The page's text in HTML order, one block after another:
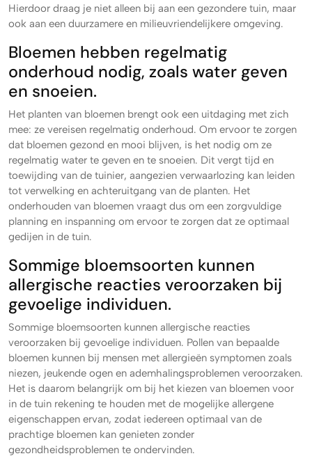
Hierdoor draag je niet alleen bij aan een gezondere tuin, maar
ook aan een duurzamere en milieuvriendelijkere omgeving.
Bloemen hebben regelmatig
onderhoud nodig, zoals water geven
en snoeien.
Het planten van bloemen brengt ook een uitdaging met zich
mee: ze vereisen regelmatig onderhoud. Om ervoor te zorgen
dat bloemen gezond en mooi blijven, is het nodig om ze
regelmatig water te geven en te snoeien. Dit vergt tijd en
toewijding van de tuinier, aangezien verwaarlozing kan leiden
tot verwelking en achteruitgang van de planten. Het
onderhouden van bloemen vraagt dus om een zorgvuldige
planning en inspanning om ervoor te zorgen dat ze optimaal
gedijen in de tuin.
Sommige bloemsoorten kunnen
allergische reacties veroorzaken bij
gevoelige individuen.
Sommige bloemsoorten kunnen allergische reacties
veroorzaken bij gevoelige individuen. Pollen van bepaalde
bloemen kunnen bij mensen met allergieën symptomen zoals
niezen, jeukende ogen en ademhalingsproblemen veroorzaken.
Het is daarom belangrijk om bij het kiezen van bloemen voor
in de tuin rekening te houden met de mogelijke allergene
eigenschappen ervan, zodat iedereen optimaal van de
prachtige bloemen kan genieten zonder
gezondheidsproblemen te ondervinden.